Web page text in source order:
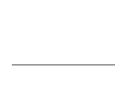
است که برای
مناسب باشد.